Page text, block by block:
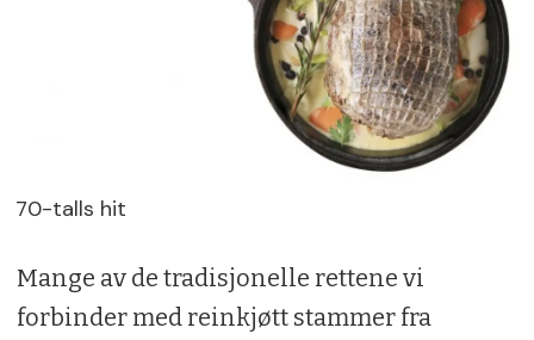
70-talls hit
Mange av de tradisjonelle rettene vi
forbinder med reinkjøtt stammer fra